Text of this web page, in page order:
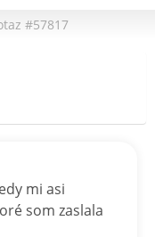
#57817
mi asi
som zaslala